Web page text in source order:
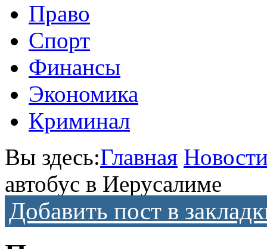
Право
Спорт
Финансы
Экономика
Криминал
Вы здесь:Главная
автобус в Иерусалиме
Добавить пост в